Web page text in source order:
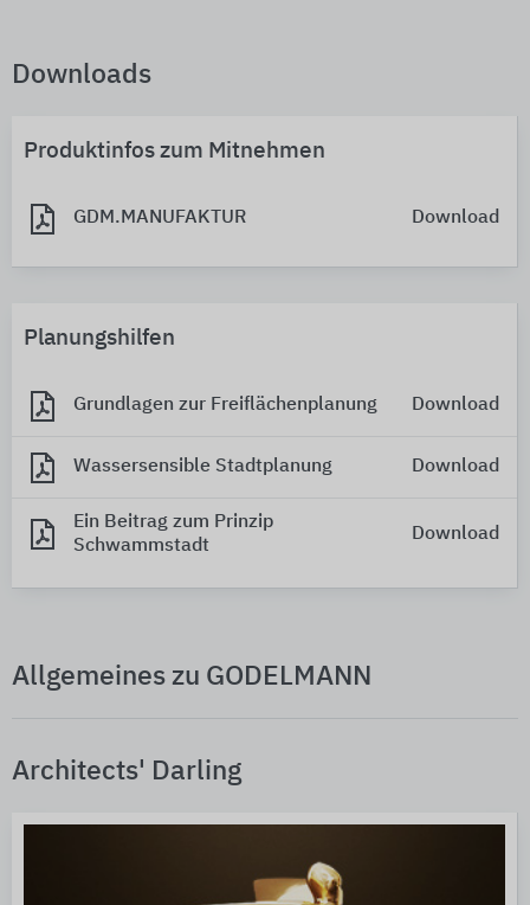
Downloads
Produktinfos zum Mitnehmen
GDM.MANUFAKTUR Download
Planungshilfen
Grundlagen zur Freiflächenplanung Download
Wassersensible Stadtplanung Download
Ein Beitrag zum Prinzip
Schwammstadt
Download
Allgemeines zu GODELMANN
Architects' Darling